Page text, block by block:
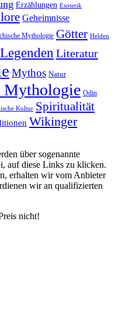
Erzählungen Esoterik
Geheimnisse
Mythologie Götter Helden
Legenden Literatur
Mythos Natur
Mythologie Odin
Kultur Spiritualität
Wikinger
über sogenannte
auf diese Links zu klicken.
erhalten wir vom Anbieter
wir an qualifizierten
nicht!